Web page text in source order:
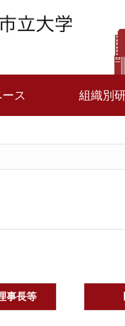
ス 組織別
事長等